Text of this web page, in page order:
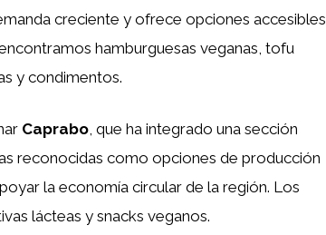
creciente y ofrece opciones accesibles
hamburguesas veganas, tofu
y condimentos.
Caprabo, que ha integrado una sección
reconocidas como opciones de producción
la economía circular de la región. Los
lácteas y snacks veganos.